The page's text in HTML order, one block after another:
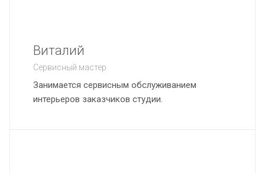
Виталий
Сервисный мастер
Занимается сервисным обслуживанием
интерьеров заказчиков студии.